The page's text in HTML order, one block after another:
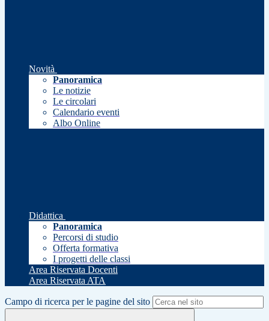
Novità
Panoramica
Le notizie
Le circolari
Calendario eventi
Albo Online
Didattica
Panoramica
Percorsi di studio
Offerta formativa
I progetti delle classi
Area Riservata Docenti
Area Riservata ATA
Campo di ricerca per le pagine del sito